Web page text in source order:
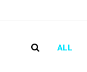
ALL